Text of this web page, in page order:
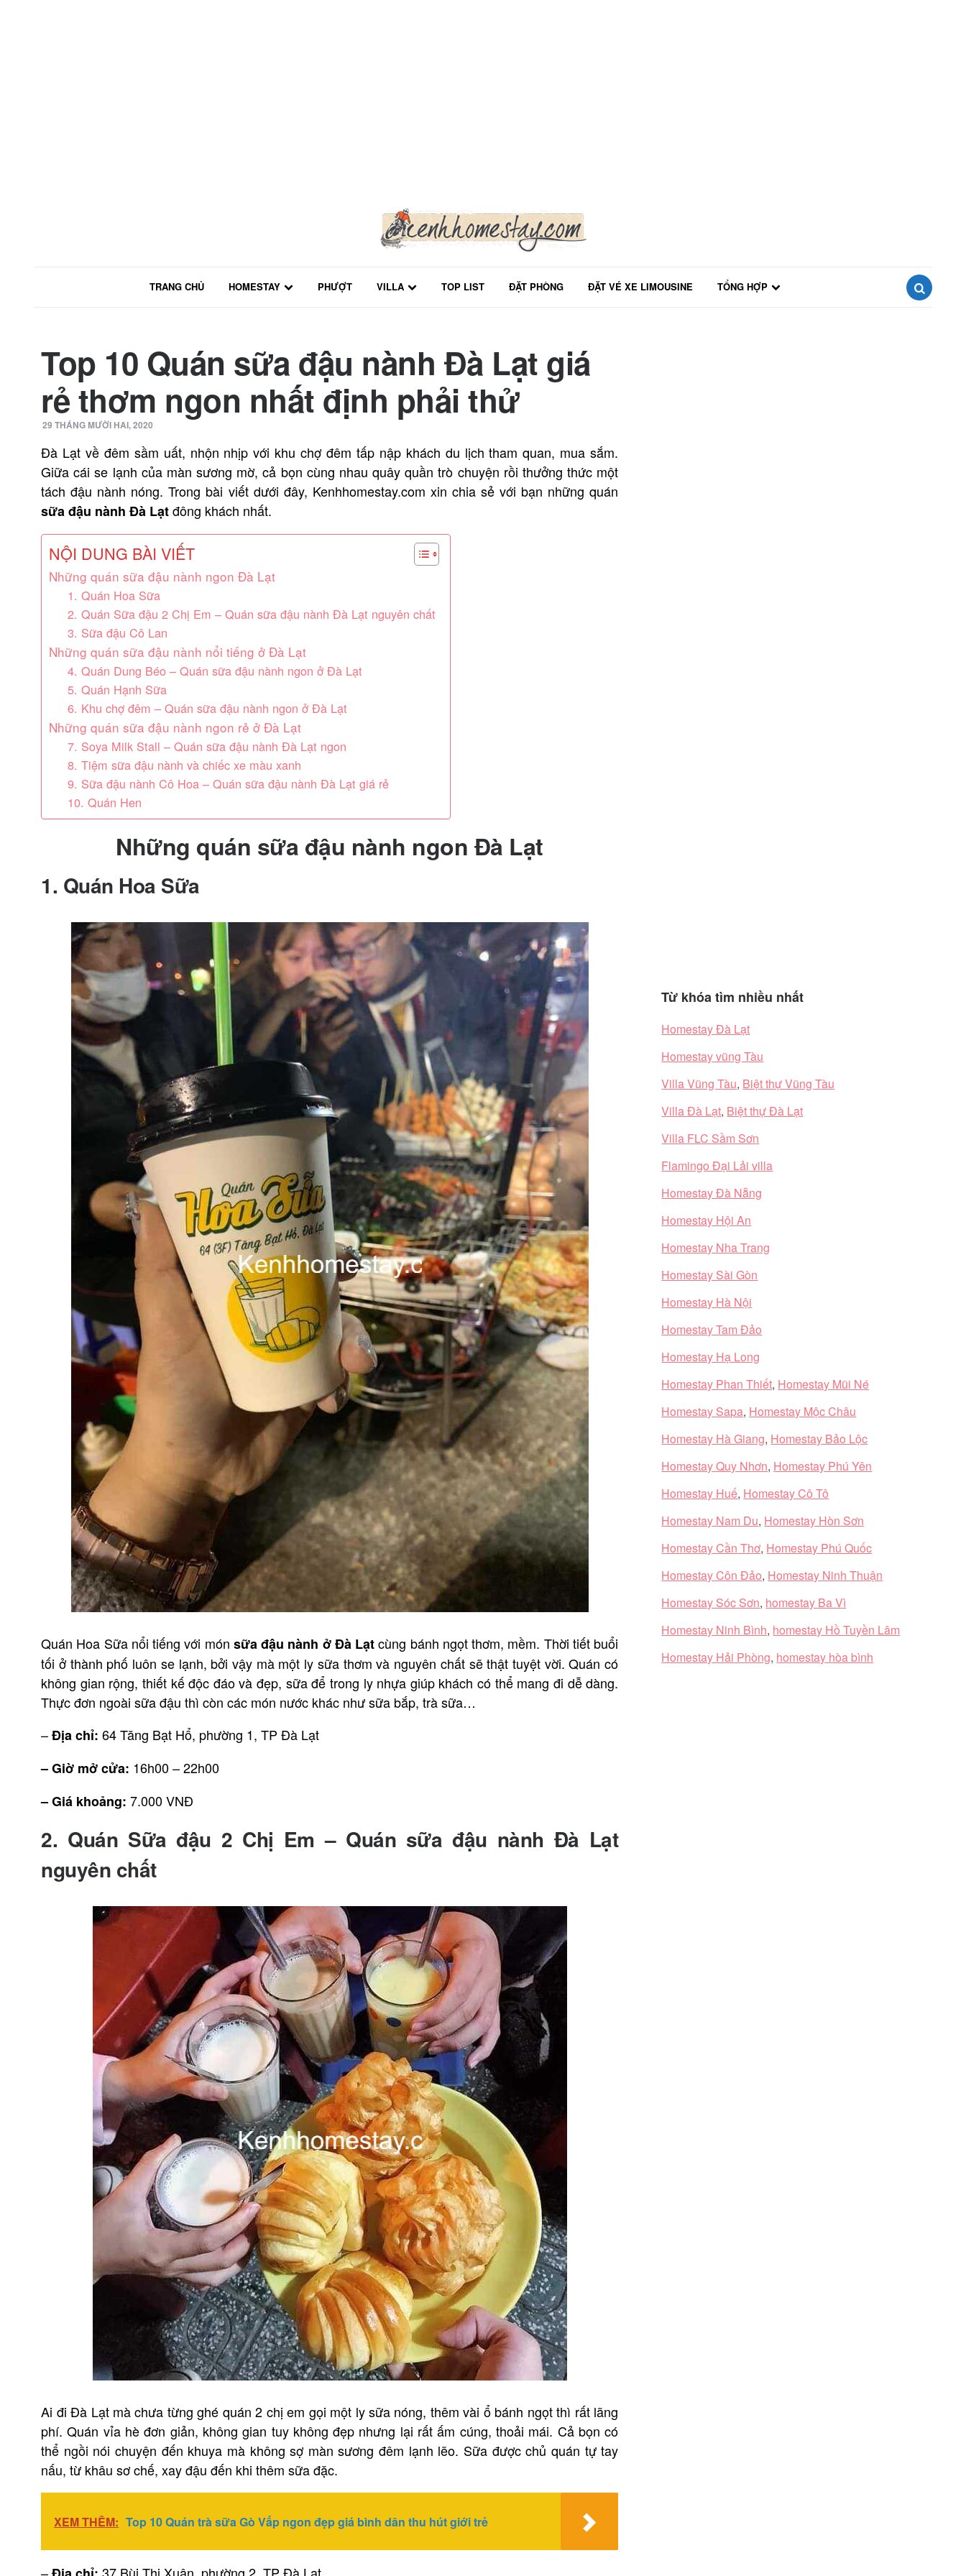
TRANG CHỦ HOMESTAY PHƯỢT VILLA TOP LIST ĐẶT PHÒNG ĐẶT VÉ XE LIMOUSINE
TỔNG HỢP
Top 10 Quán sữa đậu nành Đà Lạt giá
rẻ thơm ngon nhất định phải thử
29 THÁNG MƯỜI HAI, 2020
Đà Lạt về đêm sầm uất, nhộn nhịp với khu chợ đêm tấp nập khách du lịch tham quan, mua sắm.
Giữa cái se lạnh của màn sương mờ, cả bọn cùng nhau quây quần trò chuyện rồi thưởng thức một
tách đậu nành nóng. Trong bài viết dưới đây, Kenhhomestay.com xin chia sẻ với bạn những quán
sữa đậu nành Đà Lạtđông khách nhất.
NỘI DUNG BÀI VIẾT
Những quán sữa đậu nành ngon Đà Lạt
1. Quán Hoa Sữa
2. Quán Sữa đậu 2 Chị Em – Quán sữa đậu nành Đà Lạt nguyên chất
3. Sữa đậu Cô Lan
Những quán sữa đậu nành nổi tiếng ở Đà Lạt
4. Quán Dung Béo – Quán sữa đậu nành ngon ở Đà Lạt
5. Quán Hạnh Sữa
6. Khu chợ đêm – Quán sữa đậu nành ngon ở Đà Lạt
Những quán sữa đậu nành ngon rẻ ở Đà Lạt
7. Soya Milk Stall – Quán sữa đậu nành Đà Lạt ngon
8. Tiệm sữa đậu nành và chiếc xe màu xanh
9. Sữa đậu nành Cô Hoa – Quán sữa đậu nành Đà Lạt giá rẻ
10. Quán Hen
Những quán sữa đậu nành ngon Đà Lạt
1. Quán Hoa Sữa
Quán Hoa Sữa nổi tiếng với món sữa đậu nành ở Đà Lạtcùng bánh ngọt thơm, mềm. Thời tiết buổi
tối ở thành phố luôn se lạnh, bởi vậy mà một ly sữa thơm và nguyên chất sẽ thật tuyệt vời. Quán có
không gian rộng, thiết kế độc đáo và đẹp, sữa để trong ly nhựa giúp khách có thể mang đi dễ dàng.
Thực đơn ngoài sữa đậu thì còn các món nước khác như sữa bắp, trà sữa…
–Địa chỉ:64 Tăng Bạt Hổ, phường 1, TP Đà Lạt
– Giờ mở cửa: 16h00 – 22h00
– Giá khoảng:7.000 VNĐ
2. Quán Sữa đậu 2 Chị Em – Quán sữa đậu nành Đà Lạt
nguyên chất
Ai đi Đà Lạt mà chưa từng ghé quán 2 chị em gọi một ly sữa nóng, thêm vài ổ bánh ngọt thì rất lãng
phí. Quán vỉa hè đơn giản, không gian tuy không đẹp nhưng lại rất ấm cúng, thoải mái. Cả bọn có
thể ngồi nói chuyện đến khuya mà không sợ màn sương đêm lạnh lẽo. Sữa được chủ quán tự tay
nấu, từ khâu sơ chế, xay đậu đến khi thêm sữa đặc.
XEM THÊM: Top 10 Quán trà sữa Gò Vấp ngon đẹp giá bình dân thu hút giới trẻ
Từ khóa tìm nhiều nhất
Homestay Đà Lạt
Homestay vũng Tàu
Villa Vũng Tàu, Biệt thự Vũng Tàu
Villa Đà Lạt, Biệt thự Đà Lạt
Villa FLC Sầm Sơn
Flamingo Đại Lải villa
Homestay Đà Nẵng
Homestay Hội An
Homestay Nha Trang
Homestay Sài Gòn
Homestay Hà Nội
Homestay Tam Đảo
Homestay Hạ Long
Homestay Phan Thiết, Homestay Mũi Né
Homestay Sapa, Homestay Mộc Châu
Homestay Hà Giang, Homestay Bảo Lộc
Homestay Quy Nhơn, Homestay Phú Yên
Homestay Huế, Homestay Cô Tô
Homestay Nam Du, Homestay Hòn Sơn
Homestay Cần Thơ, Homestay Phú Quốc
Homestay Côn Đảo, Homestay Ninh Thuận
Homestay Sóc Sơn, homestay Ba Vì
Homestay Ninh Bình, homestay Hồ Tuyền Lâm
Homestay Hải Phòng, homestay hòa bình